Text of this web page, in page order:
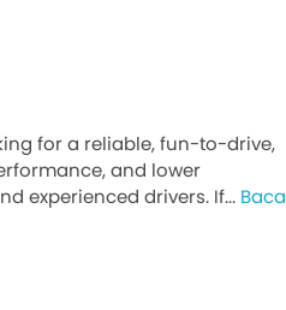
for a reliable, fun-to-drive,
and lower
experienced drivers. If... Baca